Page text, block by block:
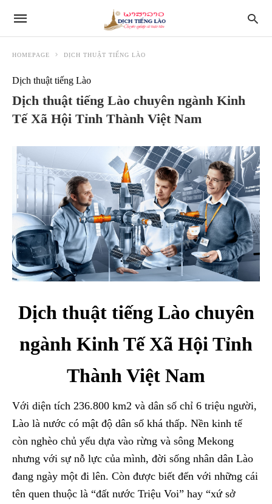
HOMEPAGE DỊCH THUẬT TIẾNG LÀO
Dịch thuật tiếng Lào
Dịch thuật tiếng Lào chuyên ngành Kinh
Tế Xã Hội Tỉnh Thành Việt Nam
Dịch thuật tiếng Lào chuyên
ngành Kinh Tế Xã Hội Tỉnh
Thành Việt Nam
Với diện tích 236.800 km2 và dân số chỉ 6 triệu người,
Lào là nước có mật độ dân số khá thấp. Nền kinh tế
còn nghèo chủ yếu dựa vào rừng và sông Mekong
nhưng với sự nỗ lực của mình, đời sống nhân dân Lào
đang ngày một đi lên. Còn được biết đến với những cái
tên quen thuộc là “đất nước Triệu Voi” hay “xứ sở